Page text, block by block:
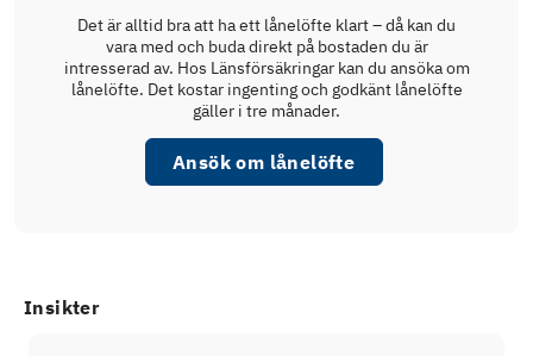
Det är alltid bra att ha ett lånelöfte klart – då kan du
vara med och buda direkt på bostaden du är
intresserad av. Hos Länsförsäkringar kan du ansöka om
lånelöfte. Det kostar ingenting och godkänt lånelöfte
gäller i tre månader.
Ansök om lånelöfte
Insikter